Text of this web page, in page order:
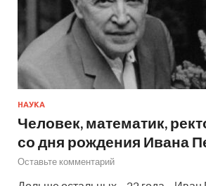
НАУКА
Человек, математик,
со дня рождения Ивана
Оставьте комментарий